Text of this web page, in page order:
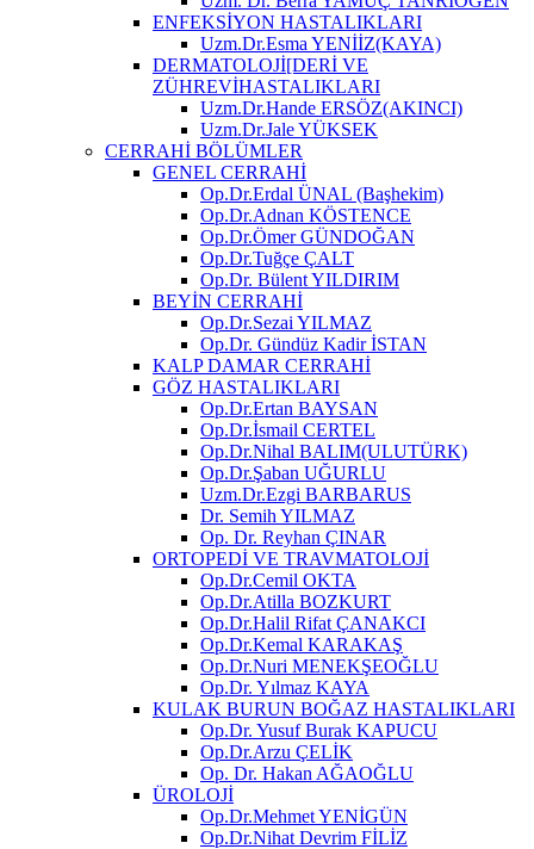
ENFEKSİYON HASTALIKLARI
Uzm.Dr.Esma YENİİZ(KAYA)
DERMATOLOJİ[DERİ VE
ZÜHREVİHASTALIKLARI
Uzm.Dr.Hande ERSÖZ(AKINCI)
Uzm.Dr.Jale YÜKSEK
CERRAHİ BÖLÜMLER
GENEL CERRAHİ
Op.Dr.Erdal ÜNAL (Başhekim)
Op.Dr.Adnan KÖSTENCE
Op.Dr.Ömer GÜNDOĞAN
Op.Dr.Tuğçe ÇALT
Op.Dr. Bülent YILDIRIM
BEYİN CERRAHİ
Op.Dr.Sezai YILMAZ
Op.Dr. Gündüz Kadir İSTAN
KALP DAMAR CERRAHİ
GÖZ HASTALIKLARI
Op.Dr.Ertan BAYSAN
Op.Dr.İsmail CERTEL
Op.Dr.Nihal BALIM(ULUTÜRK)
Op.Dr.Şaban UĞURLU
Uzm.Dr.Ezgi BARBARUS
Dr. Semih YILMAZ
Op. Dr. Reyhan ÇINAR
ORTOPEDİ VE TRAVMATOLOJİ
Op.Dr.Cemil OKTA
Op.Dr.Atilla BOZKURT
Op.Dr.Halil Rifat ÇANAKCI
Op.Dr.Kemal KARAKAŞ
Op.Dr.Nuri MENEKŞEOĞLU
Op.Dr. Yılmaz KAYA
KULAK BURUN BOĞAZ HASTALIKLARI
Op.Dr. Yusuf Burak KAPUCU
Op.Dr.Arzu ÇELİK
Op. Dr. Hakan AĞAOĞLU
ÜROLOJİ
Op.Dr.Mehmet YENİGÜN
Op.Dr.Nihat Devrim FİLİZ